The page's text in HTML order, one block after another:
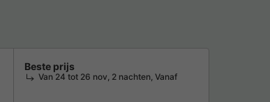
Beste prijs
Van 24 tot 26 nov, 2 nachten, Vanaf